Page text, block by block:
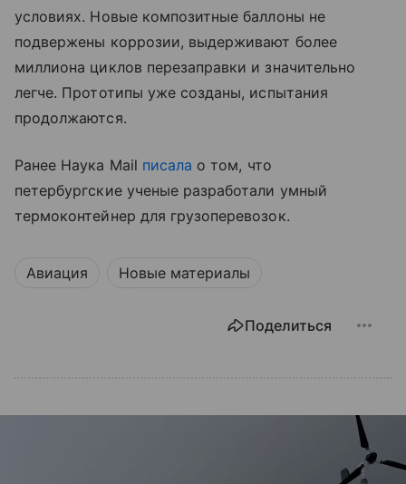
условиях. Новые композитные баллоны не
подвержены коррозии, выдерживают более
миллиона циклов перезаправки и значительно
легче. Прототипы уже созданы, испытания
продолжаются.
Ранее Наука Mail писала о том, что
петербургские ученые разработали умный
термоконтейнер для грузоперевозок.
Авиация Новые материалы
Поделиться